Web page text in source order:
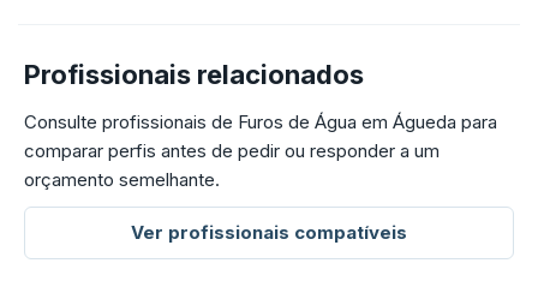
Profissionais relacionados
Consulte profissionais de Furos de Água em Águeda para
comparar perfis antes de pedir ou responder a um
orçamento semelhante.
Ver profissionais compatíveis